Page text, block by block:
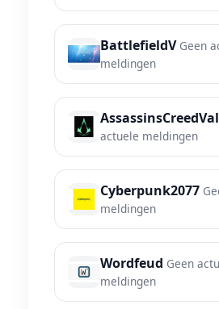
BattlefieldV Geen
meldingen
actuele meldingen
Cyberpunk2077
meldingen
Wordfeud Geen
meldingen